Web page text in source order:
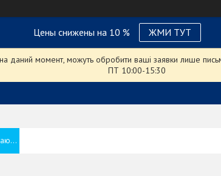
Цены снижены на 10 % ЖМИ ТУТ
момент, можуть обробити ваші заявки лише
ПТ 10:00-15:30